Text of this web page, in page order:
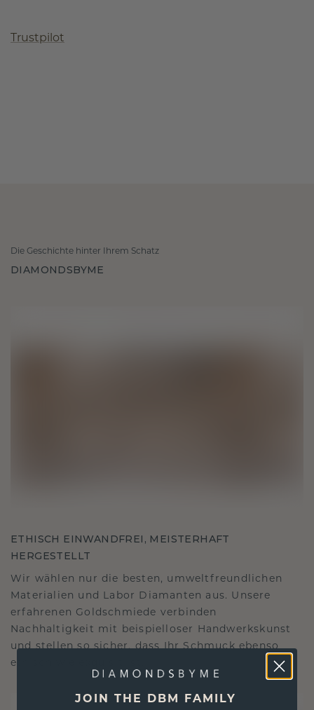
Trustpilot
Die Geschichte hinter Ihrem Schatz
DIAMONDSBYME
ETHISCH EINWANDFREI, MEISTERHAFT
HERGESTELLT
Wir wählen nur die besten, umweltfreundlichen
Materialien und Labor Diamanten aus. Unsere
erfahrenen Goldschmiede verbinden
Nachhaltigkeit mit beispielloser Handwerkskunst
und stellen so sicher, dass Ihr Schmuck ebenso
ethisch wie exquisit ist.
JOIN THE DBM FAMILY